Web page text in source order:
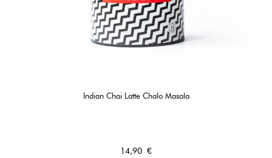
Indian Chai Latte Chalo Masala
Precio
14,90 €